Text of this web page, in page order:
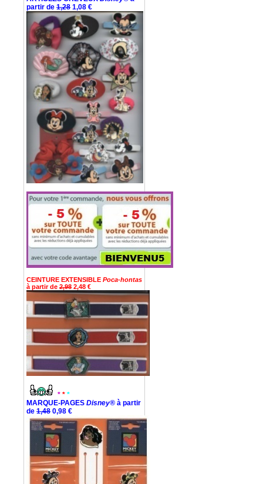
partir de 1,28 1,08 €
CEINTURE EXTENSIBLE Poca-hontas
à partir de 2,98 2,48 €
* * *
MARQUE-PAGES Disney® à partir
de 1,48 0,98 €